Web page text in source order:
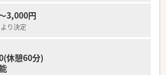
勧め】
域に根差した薬局で勤務を希望したい方
でスキル面に心配があり薬剤師複数名体制
行いたい方
3,000円
り決定
休憩60分)